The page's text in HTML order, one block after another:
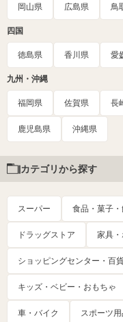
岡山県 広島県 鳥
四国
徳島県 香川県 愛
九州・沖縄
福岡県 佐賀県 長
鹿児島県 沖縄県
カテゴリから探す
スーパー 食品・菓子
ドラッグストア 家具
ショッピングセンター・百
キッズ・ベビー・おもちゃ
車・バイク スポーツ